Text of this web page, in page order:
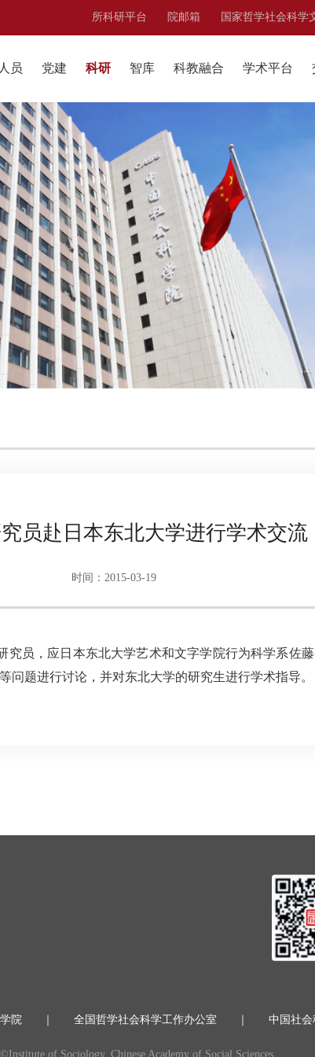
所科研平台 院邮箱 国家哲学社会科学
人员 党建 科研 智库 科教融合 学术平台
员赴日本东北大学进行学术交流
时间：2015-03-19
究员，应日本东北大学艺术和文字学院行为科学系佐
题进行讨论，并对东北大学的研究生进行学术指导。
院 全国哲学社会科学工作办公室 中国社
of Sociology, Chinese Academy of Social Sciences